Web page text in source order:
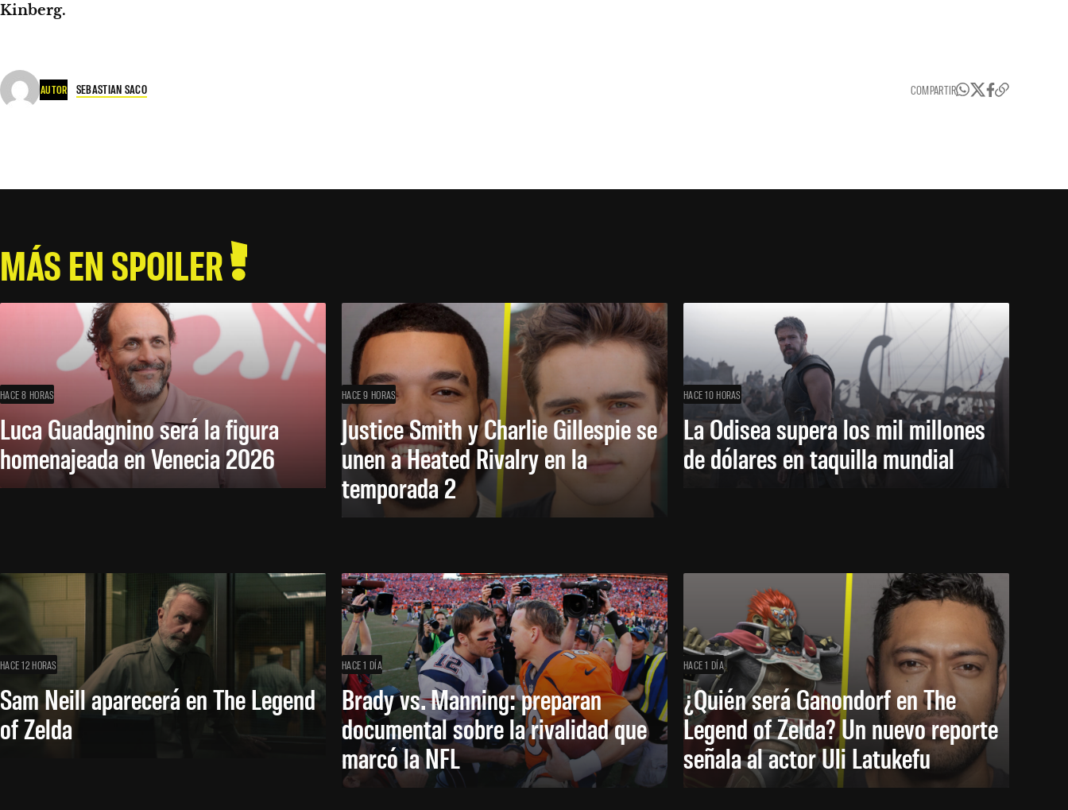
Kinberg.
AUTOR SEBASTIAN SACO COMPARTIR
MÁS EN SPOILER
HACE 8 HORAS
Luca Guadagnino será la figura
homenajeada en Venecia 2026
HACE 9 HORAS
Justice Smith y Charlie Gillespie se
unen a Heated Rivalry en la
temporada 2
HACE 10 HORAS
La Odisea supera los mil millones
de dólares en taquilla mundial
HACE 12 HORAS
Sam Neill aparecerá en The Legend
of Zelda
HACE 1 DÍA
Brady vs. Manning: preparan
documental sobre la rivalidad que
marcó la NFL
HACE 1 DÍA
¿Quién será Ganondorf en The
Legend of Zelda? Un nuevo reporte
señala al actor Uli Latukefu